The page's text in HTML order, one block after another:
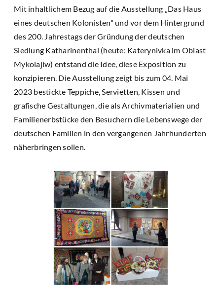
Mit inhaltlichem Bezug auf die Ausstellung „Das Haus
eines deutschen Kolonisten" und vor dem Hintergrund
des 200. Jahrestags der Gründung der deutschen
Siedlung Katharinenthal (heute: Katerynivka im Oblast
Mykolajiw) entstand die Idee, diese Exposition zu
konzipieren. Die Ausstellung zeigt bis zum 04. Mai
2023 bestickte Teppiche, Servietten, Kissen und
grafische Gestaltungen, die als Archivmaterialien und
Familienerbstücke den Besuchern die Lebenswege der
deutschen Familien in den vergangenen Jahrhunderten
näherbringen sollen.